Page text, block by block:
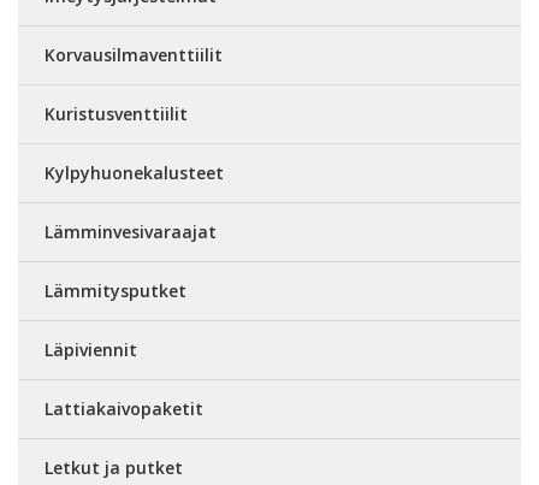
Korvausilmaventtiilit
Kuristusventtiilit
Kylpyhuonekalusteet
Lämminvesivaraajat
Lämmitysputket
Läpiviennit
Lattiakaivopaketit
Letkut ja putket